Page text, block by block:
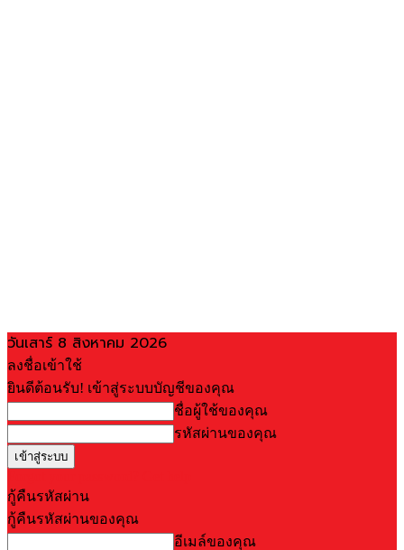
วันเสาร์ 8 สิงหาคม 2026
ลงชื่อเข้าใช้
ยินดีต้อนรับ! เข้าสู่ระบบบัญชีของคุณ
ชื่อผู้ใช้ของคุณ
รหัสผ่านของคุณ
กู้คืนรหัสผ่าน
กู้คืนรหัสผ่านของคุณ
อีเมล์ของคุณ